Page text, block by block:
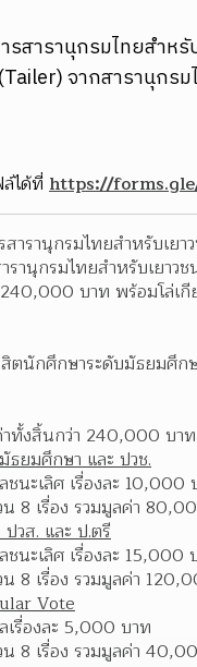
รสารานุกรมไทยสำห
จากสารานุกร
ได้ที่ https://
สารานุกรมไทยสำหรับเย
รานุกรมไทยสำหรับเยาว
บาท พร้อมโล่เ
ตนักศึกษาระดับมัธยมศึก
าทั้งสิ้นกว่า 240,000 บาท
ธยมศึกษา และ ปวช.
ชนะเลิศ เรื่องละ
น 8 เรื่อง รวมมูลค่า
ปวส. และ ป.ตรี
ชนะเลิศ เรื่องละ
8 เรื่อง รวมมูลค่า
Vote
เรื่องละ 5,000 บาท
น 8 เรื่อง รวมมูลค่า